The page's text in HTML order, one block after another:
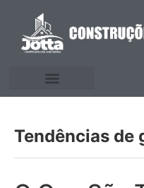
Tendências de